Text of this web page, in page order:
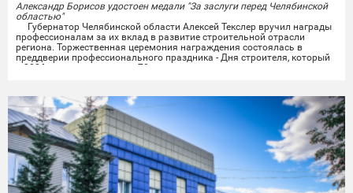
Александр Борисов удостоен медали "За заслуги перед Челябинской
областью"
Губернатор Челябинской области Алексей Текслер вручил награды
профессионалам за их вклад в развитие строительной отрасли
региона. Торжественная церемония награждения состоялась в
преддверии профессионального праздника - Дня строителя, который
в 2026 году отмечает свое 70-летие.